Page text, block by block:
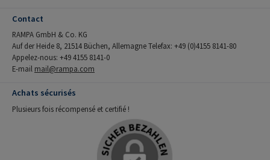
Contact
RAMPA GmbH & Co. KG
Auf der Heide 8, 21514 Büchen, Allemagne Telefax: +49 (0)4155 8141-80
Appelez-nous: +49 4155 8141-0
E-mail mail@rampa.com
Achats sécurisés
Plusieurs fois récompensé et certifié !